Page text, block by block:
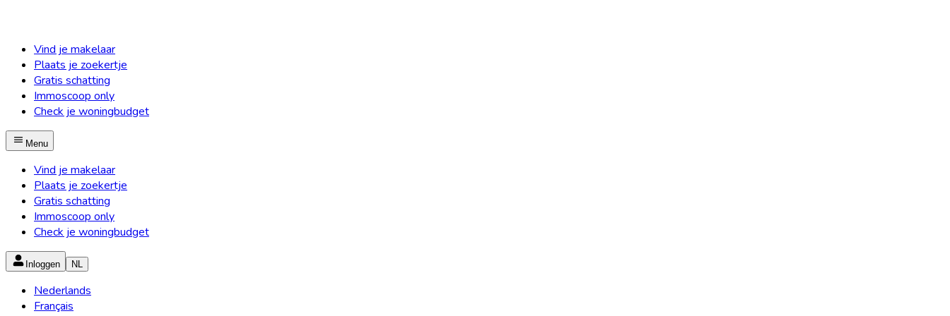
Vind je makelaar
Plaats je zoekertje
Gratis schatting
Immoscoop only
Check je woningbudget
Menu
Vind je makelaar
Plaats je zoekertje
Gratis schatting
Immoscoop only
Check je woningbudget
Inloggen NL
Nederlands
Français